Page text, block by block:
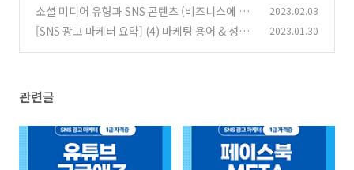
소셜 미디어 유형과 SNS 콘텐츠 (비즈니스에 맞
게 선택)
(0)
2023.02.03
[SNS 광고 마케터 요약] (4) 마케팅 용어 & 성과
2023.01.30
관련글